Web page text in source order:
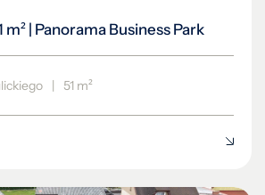
m² | Panorama Business Park
| 51 m²